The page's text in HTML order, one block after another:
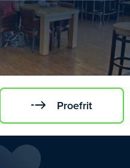
Proefrit